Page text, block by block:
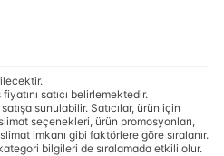
satıcı belirlemektedir.
sunulabilir. Satıcılar, ürün için
seçenekleri, ürün promosyonları,
imkanı gibi faktörlere göre sıralanır.
bilgileri de sıralamada etkili olur.